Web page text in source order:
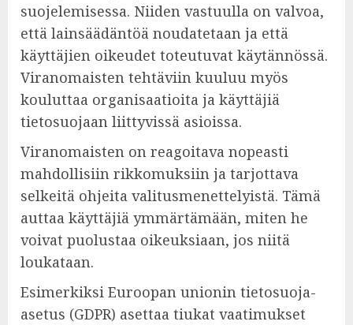
suojelemisessa. Niiden vastuulla on valvoa,
että lainsäädäntöä noudatetaan ja että
käyttäjien oikeudet toteutuvat käytännössä.
Viranomaisten tehtäviin kuuluu myös
kouluttaa organisaatioita ja käyttäjiä
tietosuojaan liittyvissä asioissa.
Viranomaisten on reagoitava nopeasti
mahdollisiin rikkomuksiin ja tarjottava
selkeitä ohjeita valitusmenettelyistä. Tämä
auttaa käyttäjiä ymmärtämään, miten he
voivat puolustaa oikeuksiaan, jos niitä
loukataan.
Esimerkiksi Euroopan unionin tietosuoja-
asetus (GDPR) asettaa tiukat vaatimukset